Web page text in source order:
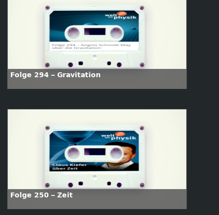
Folge 294 – Gravitation
Folge 250 – Zeit